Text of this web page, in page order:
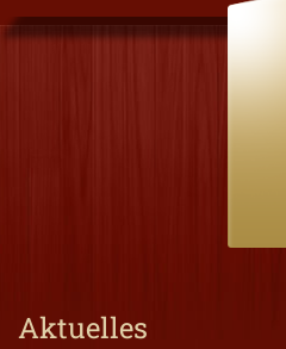
Aktuelles